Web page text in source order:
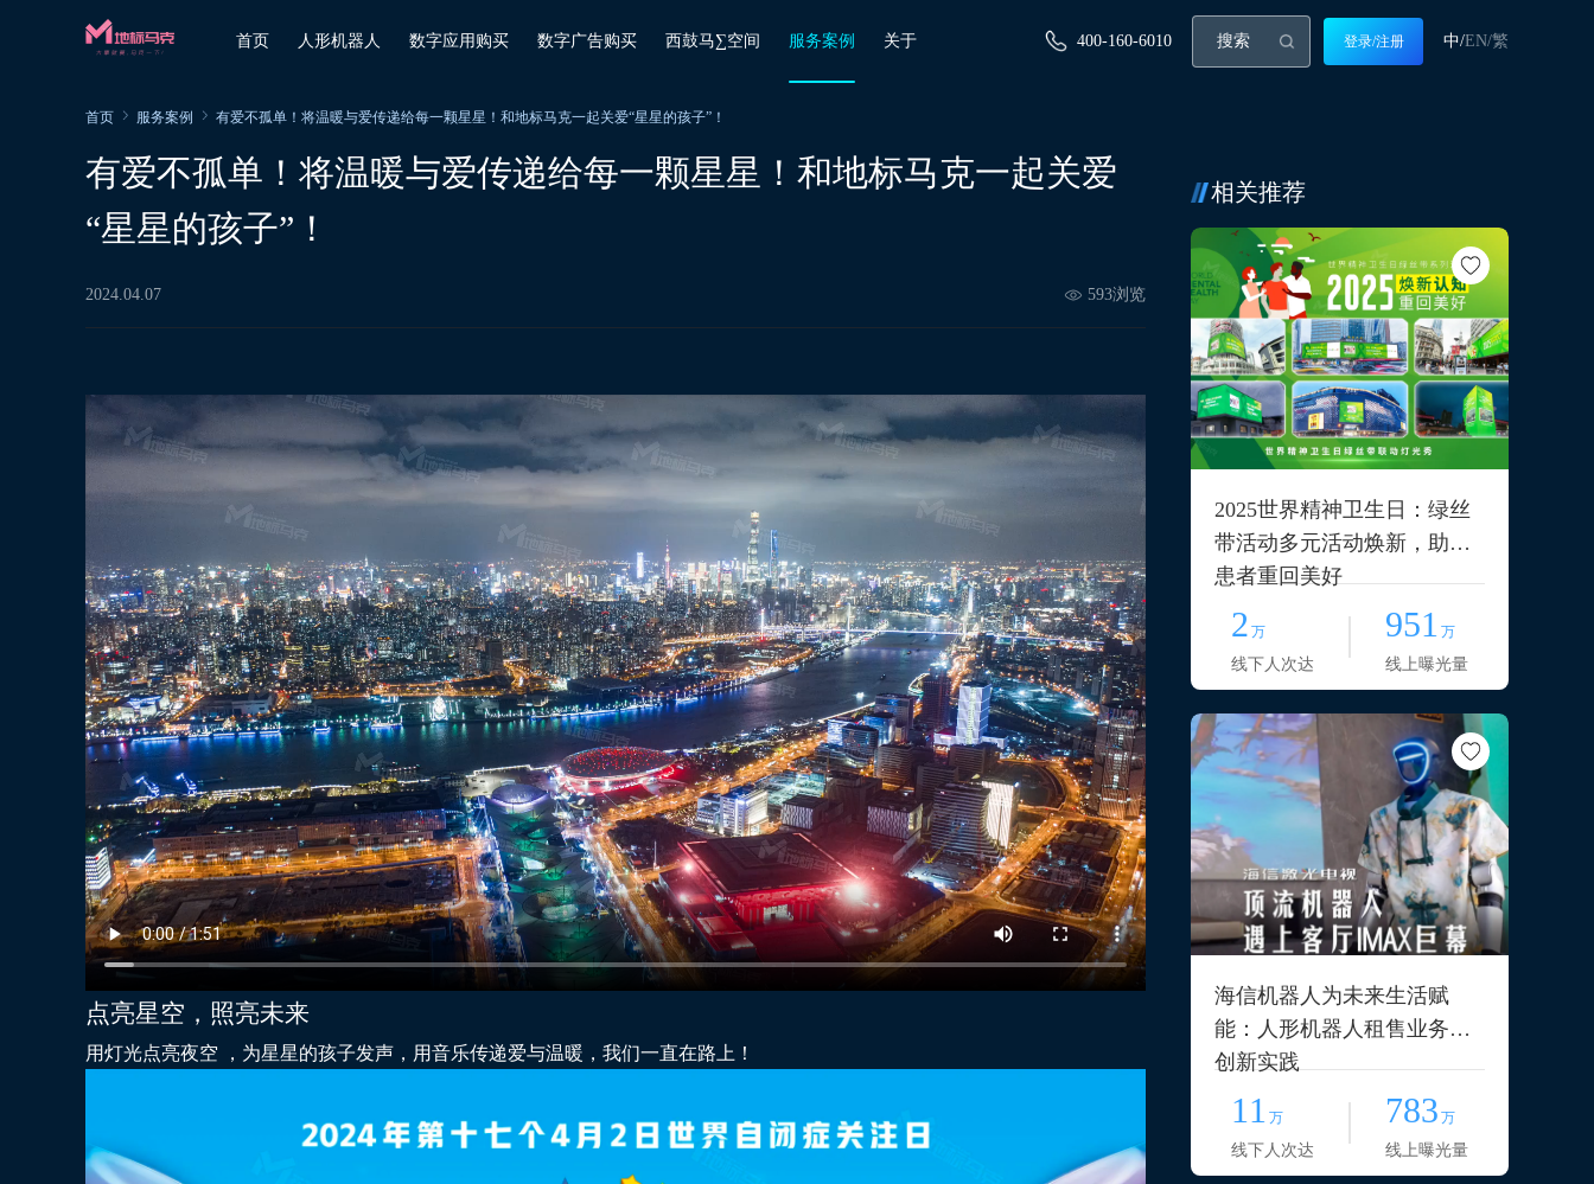
首页 人形机器人 数字应用购买 数字广告购买 西鼓马∑空间 服务案例 关于 400-160-6010 登录/注册 中/EN/繁
首页 服务案例 有爱不孤单！将温暖与爱传递给每一颗星星！和地标马克一起关爱“星星的孩子”！
有爱不孤单！将温暖与爱传递给每一颗星星！和地标马克一起关爱
“星星的孩子”！
2024.04.07 593浏览
点亮星空，照亮未来
用灯光点亮夜空 ，为星星的孩子发声，用音乐传递爱与温暖，我们一直在路上！
相关推荐
2025世界精神卫生日：绿丝
带活动多元活动焕新，助力
患者重回美好
2 万
线下人次达
951 万
线上曝光量
海信机器人为未来生活赋
能：人形机器人租售业务的
创新实践
11 万
线下人次达
783 万
线上曝光量